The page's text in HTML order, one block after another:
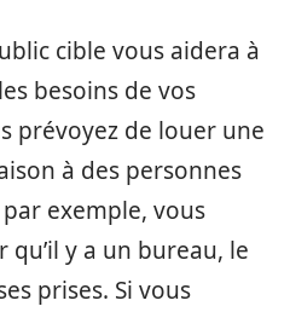
cible vous aidera à
besoins de vos
prévoyez de louer une
à des personnes
exemple, vous
y a un bureau, le
prises. Si vous